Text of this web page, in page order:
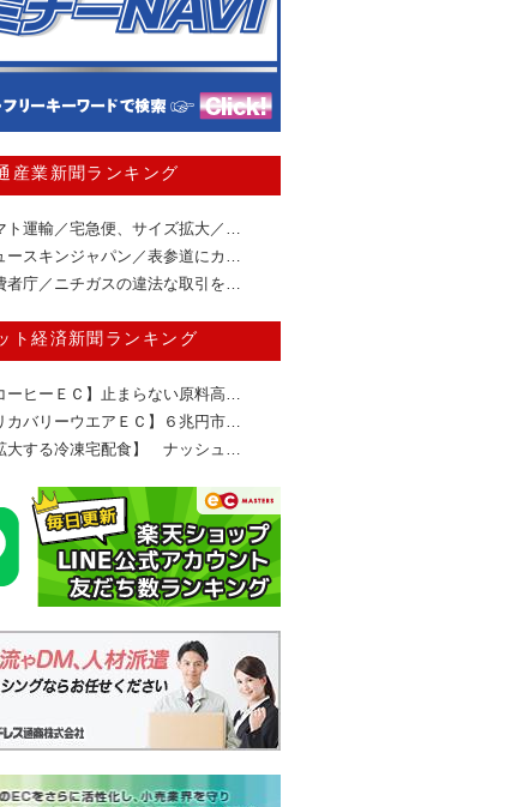
産業新聞ランキング
ト運輸／宅急便、サイズ拡大／…
ースキンジャパン／表参道にカ…
者庁／ニチガスの違法な取引を…
ト経済新聞ランキング
ーヒーＥＣ】止まらない原料高…
カバリーウエアＥＣ】６兆円市…
大する冷凍宅配食】 ナッシュ…